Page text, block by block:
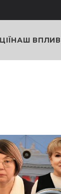
НАШ ВПЛИВ